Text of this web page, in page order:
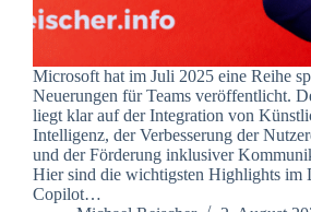
Microsoft hat im Juli 2025 eine Reihe
Neuerungen für Teams veröffentlicht.
liegt klar auf der Integration von
Intelligenz, der Verbesserung der
und der Förderung inklusiver
Hier sind die wichtigsten Highlights im
Copilot…